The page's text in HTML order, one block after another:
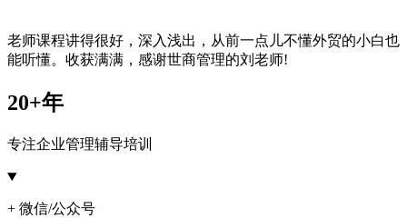
老师课程讲得很好，深入浅出，从前一点儿不懂外贸的小白也
能听懂。收获满满，感谢世商管理的刘老师!
20+年
专注企业管理辅导培训
+ 微信/公众号